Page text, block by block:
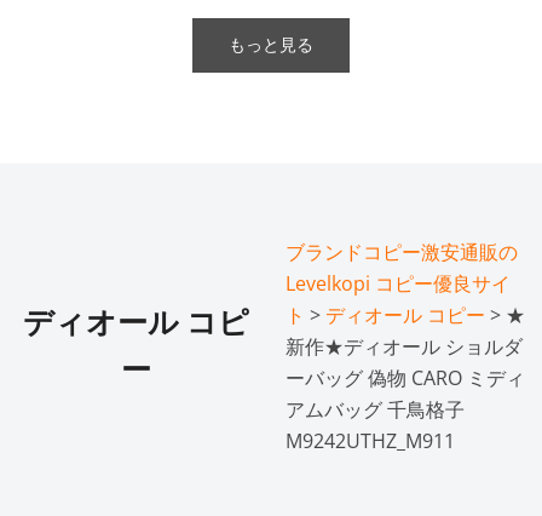
もっと見る
ディオール コピ
ー
ブランドコピー激安通販の
Levelkopi コピー優良サイ
ト > ディオール コピー > ★
新作★ディオール ショルダ
ーバッグ 偽物 CARO ミディ
アムバッグ 千鳥格子
M9242UTHZ_M911